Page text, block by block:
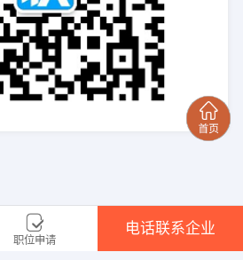
职位申请
电话联系企业